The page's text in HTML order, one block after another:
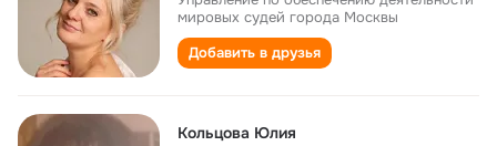
мировых судей города Москвы
Добавить в друзья
Кольцова Юлия